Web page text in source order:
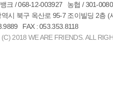
크 / 068-12-003927 농협 / 301-
시 북구 옥산로 95-7 조이빌딩 2층 (
FAX : 053.353.8118
2018 WE ARE FRIENDS. ALL